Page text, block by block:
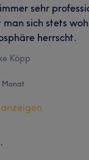
sehr
sich stets
herrscht.
Köpp
Monat